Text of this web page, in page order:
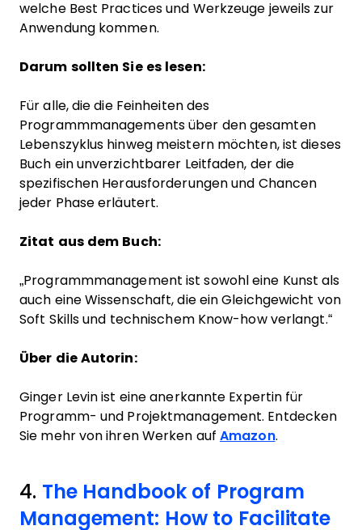
welche Best Practices und Werkzeuge jeweils zur
Anwendung kommen.
Darum sollten Sie es lesen:
Für alle, die die Feinheiten des
Programmmanagements über den gesamten
Lebenszyklus hinweg meistern möchten, ist dieses
Buch ein unverzichtbarer Leitfaden, der die
spezifischen Herausforderungen und Chancen
jeder Phase erläutert.
Zitat aus dem Buch:
„Programmmanagement ist sowohl eine Kunst als
auch eine Wissenschaft, die ein Gleichgewicht von
Soft Skills und technischem Know-how verlangt.“
Über die Autorin:
Ginger Levin ist eine anerkannte Expertin für
Programm- und Projektmanagement. Entdecken
Sie mehr von ihren Werken auf Amazon.
4. The Handbook of Program
Management: How to Facilitate